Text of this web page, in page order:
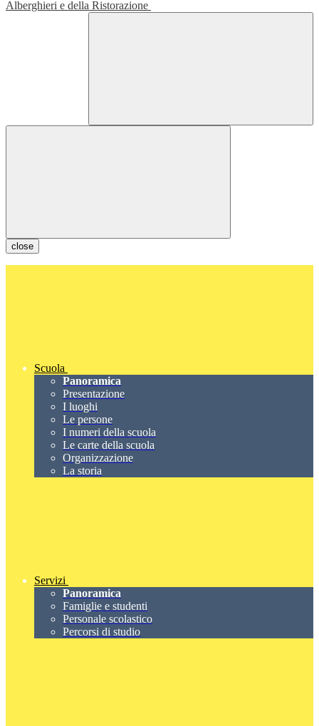
Alberghieri e della Ristorazione
close
Scuola
Panoramica
Presentazione
I luoghi
Le persone
I numeri della scuola
Le carte della scuola
Organizzazione
La storia
Servizi
Panoramica
Famiglie e studenti
Personale scolastico
Percorsi di studio